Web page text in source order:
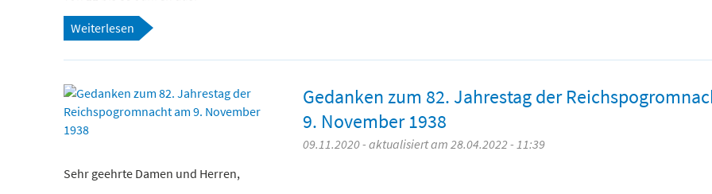
Weiterlesen
Gedanken zum 82. Jahrestag der
9. November 1938
09.11.2020 - aktualisiert am 28.04.2022 - 11:39
Sehr geehrte Damen und Herren,